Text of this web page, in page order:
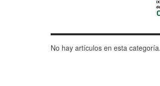
No hay artículos en esta